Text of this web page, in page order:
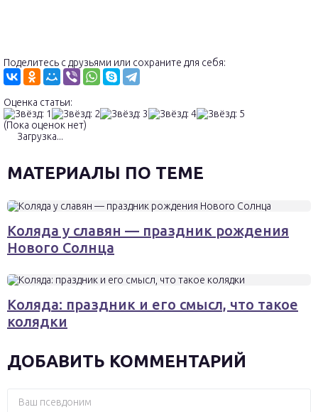
Поделитесь с друзьями или сохраните для себя:
Оценка статьи:
(Пока оценок нет)
Загрузка...
МАТЕРИАЛЫ ПО ТЕМЕ
Коляда у славян — праздник рождения
Нового Солнца
Коляда: праздник и его смысл, что такое
колядки
ДОБАВИТЬ КОММЕНТАРИЙ